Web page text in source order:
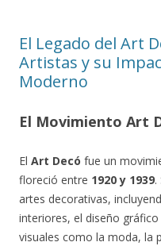
El Legado del Art
Artistas y su
Moderno
El Movimiento Art
El Art Decó fue un
floreció entre 1920 y 1939.
artes decorativas,
interiores, el diseño
visuales como la moda, la